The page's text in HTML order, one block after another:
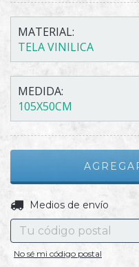
MATERIAL:
TELA VINILICA
MEDIDA:
105X50CM
Entregas para el CP:
Medios de envío
No sé mi código postal